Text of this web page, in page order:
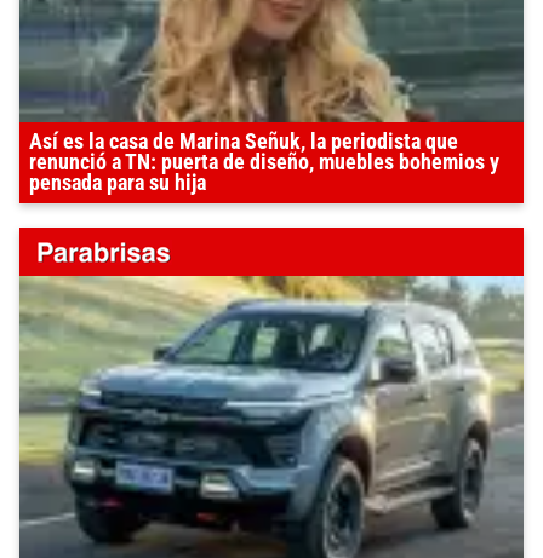
Así es la casa de Marina Señuk, la periodista que
renunció a TN: puerta de diseño, muebles bohemios y
pensada para su hija